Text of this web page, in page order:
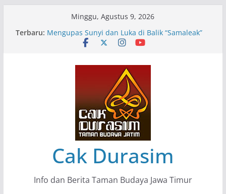
Minggu, Agustus 9, 2026
Terbaru: Pameran Lukisan Komunitas Patria Seni Rupa
Kota Blitar : Ketika “Bergerak” Menjadi Mantra
Mengupas Sunyi dan Luka di Balik “Samaleak”
Menjaga Marwah Seni dan Budaya: Catatan
Kunjungan Kerja Ir. Bambang Haryo Soekartono
(BHS) Anggota DPR RI ke Taman Budaya Jawa
Pameran Tunggal 35 Karya Agus Koecink
“Tumbang Tambang”, Ungkapan Kritis Tentang
Derita Pekerja Pertambangan
Cak Durasim
Info dan Berita Taman Budaya Jawa Timur